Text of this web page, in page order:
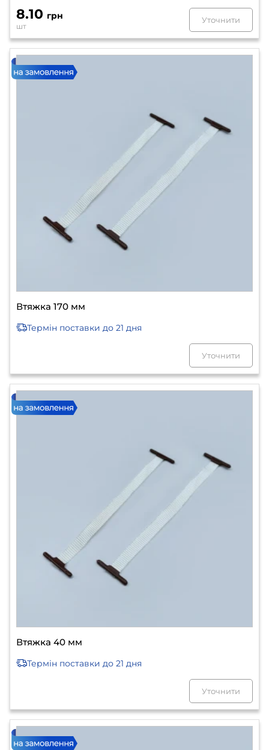
8.10 грн
шт
Уточнити
Втяжка 170 мм
Термін поставки до 21 дня
Уточнити
Втяжка 40 мм
Термін поставки до 21 дня
Уточнити